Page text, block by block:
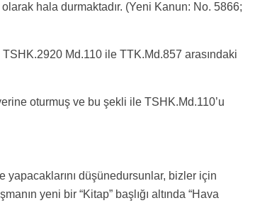
hala durmaktadır. (Yeni Kanun: No. 5866;
Md.110 ile TTK.Md.857 arasındaki
oturmuş ve bu şekli ile TSHK.Md.110’u
yapacaklarını düşünedursunlar, bizler için
yeni bir “Kitap” başlığı altında “Hava